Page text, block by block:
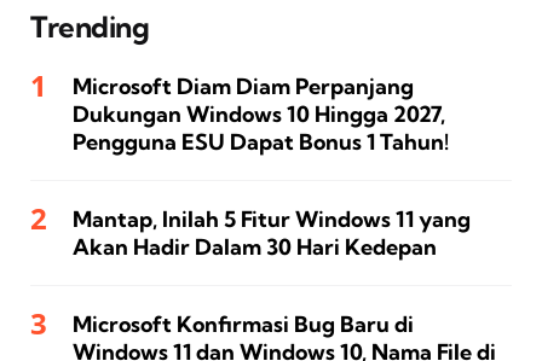
Trending
Microsoft Diam Diam Perpanjang
Dukungan Windows 10 Hingga 2027,
Pengguna ESU Dapat Bonus 1 Tahun!
Mantap, Inilah 5 Fitur Windows 11 yang
Akan Hadir Dalam 30 Hari Kedepan
Microsoft Konfirmasi Bug Baru di
Windows 11 dan Windows 10, Nama File di